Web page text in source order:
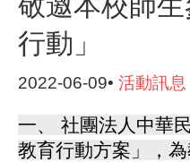
行動」
2022-06-09• 活動訊息
一、 社團法人中華
教育行動方案」，